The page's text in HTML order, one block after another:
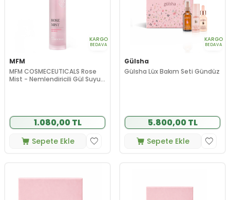
KARGO
BEDAVA
MFM
MFM COSMECEUTICALS Rose
Mist - Nemlendiricili Gül Suyu
1.080,00 TL
Sepete Ekle
KARGO
BEDAVA
Gülsha
Gülsha Lüx Bakım Seti Gündüz
5.800,00 TL
Sepete Ekle